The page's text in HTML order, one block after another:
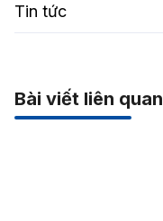
Tin tức
Bài viết liên quan